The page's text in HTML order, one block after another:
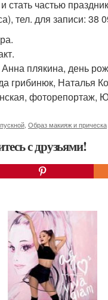
стать частью
тел. для записи: 38
плякина, день
грибинюк, Наталья
фоторепортаж,
Образ макияж и прическа
с друзьями!